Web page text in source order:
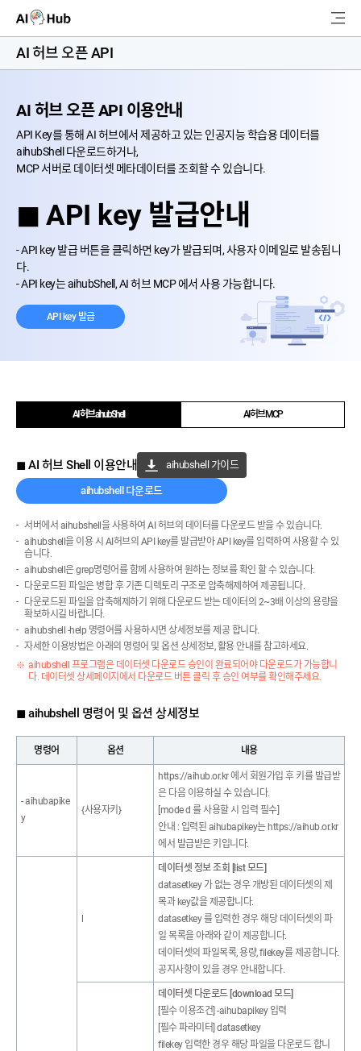
AI-Hub
AI 데이터찾기
커뮤니티
AI 개발지원
고객지원
AI 허브 오픈 API
AI 허브 오픈 API 이용안내
API Key를 통해 AI 허브에서 제공하고 있는 인공지능 학습용 데이터를
aihubShell 다운로드하거나,
MCP 서버로 데이터셋 메타데이터를 조회할 수 있습니다.
◼ API key 발급안내
- API key 발급 버튼을 클릭하면 key가 발급되며, 사용자 이메일로 발송됩니
다.
- API key는 aihubShell, AI 허브 MCP 에서 사용 가능합니다.
API key 발급
AI 허브 aihubShell AI 허브 MCP
◼ AI 허브 Shell 이용안내 aihubshell 가이드
aihubshell 다운로드
서버에서 aihubshell을 사용하여 AI 허브의 데이터를 다운로드 받을 수 있습니다.
aihubshell을 이용 시 AI허브의 API key를 발급받아 API key를 입력하여 사용할 수 있
습니다.
aihubshell은 grep명령어를 함께 사용하여 원하는 정보를 확인 할 수 있습니다.
다운로드된 파일은 병합 후 기존 디렉토리 구조로 압축해제하여 제공됩니다.
다운로드된 파일을 압축해제하기 위해 다운로드 받는 데이터의 2~3배 이상의 용량을
확보하시길 바랍니다.
aihubshell -help 명령어를 사용하시면 상세정보를 제공 합니다.
자세한 이용방법은 아래의 명령어 및 옵션 상세정보, 활용 안내를 참고하세요.
aihubshell 프로그램은 데이터셋 다운로드 승인이 완료되어야 다운로드가 가능합니
다. 데이터셋 상세페이지에서 다운로드 버튼 클릭 후 승인 여부를 확인해주세요.
◼ aihubshell 명령어 및 옵션 상세정보
명령어 옵션 내용
- aihubapike
y
{사용자키}
https://aihub.or.kr 에서 회원가입 후 키를 발급받
은 다음 이용하실 수 있습니다.
[mode d 를 사용할 시 입력 필수]
안내 : 입력된 aihubapikey는 https://aihub.or.kr
에서 발급받은 키입니다.
데이터셋 정보 조회 [list 모드]
datasetkey 가 없는 경우 개방된 데이터셋의 제
목과 key값을 제공합니다.
datasetkey 를 입력한 경우 해당 데이터셋의 파
일 목록을 아래와 같이 제공합니다.
데이터셋의 파일목록, 용량, filekey를 제공합니다.
공지사항이 있을 경우 안내합니다.
데이터셋 다운로드 [download 모드]
[필수 이용조건] -aihubapikey 입력
[필수 파라미터] datasetkey
filekey 입력한 경우 해당 파일을 다운로드 합니